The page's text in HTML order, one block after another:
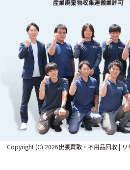
産業廃棄物収集運搬業許可
Copyright (C) 2026出張買取・不用品回収 | リ